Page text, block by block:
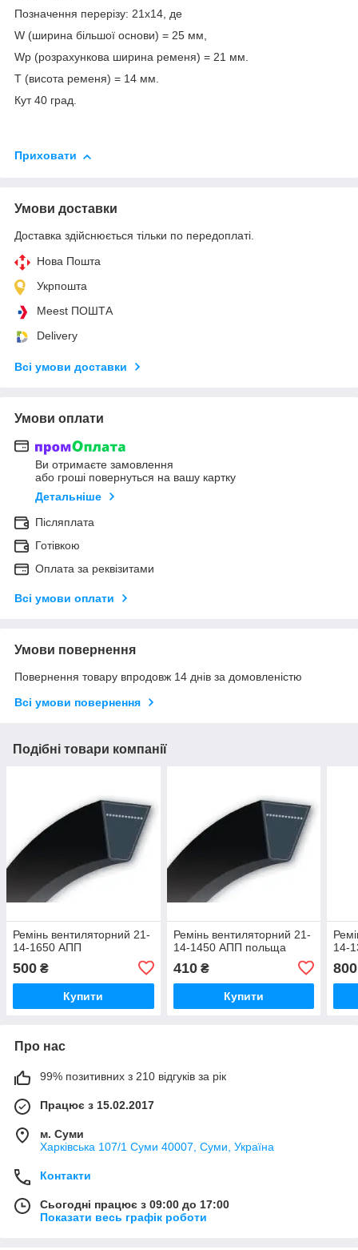
Позначення перерізу: 21х14, де
W (ширина більшої основи) = 25 мм,
Wp (розрахункова ширина ременя) = 21 мм.
Т (висота ременя) = 14 мм.
Кут 40 град.
Приховати
Умови доставки
Доставка здійснюється тільки по передоплаті.
Нова Пошта
Укрпошта
Meest ПОШТА
Delivery
Всі умови доставки
Умови оплати
Ви отримаєте замовлення
або гроші повернуться на вашу картку
Детальніше
Післяплата
Готівкою
Оплата за реквізитами
Всі умови оплати
Умови повернення
Повернення товару впродовж 14 днів за домовленістю
Всі умови повернення
Подібні товари компанії
Ремінь вентиляторний 21-
14-1650 АПП
500 ₴
Купити
Ремінь вентиляторний 21-
14-1450 АПП польща
410₴
Купити
14-
800
Про нас
99% позитивних з 210 відгуків за рік
Працює з 15.02.2017
м. Суми
Харківська 107/1 Суми 40007, Суми, Україна
Контакти
Сьогодні працює з 09:00 до 17:00
Показати весь графік роботи